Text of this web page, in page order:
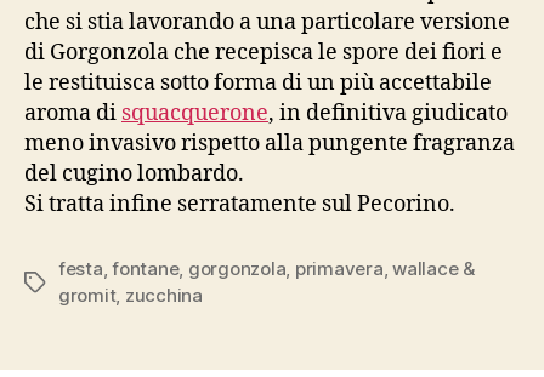
che si stia lavorando a una particolare versione
di Gorgonzola che recepisca le spore dei fiori e
le restituisca sotto forma di un più accettabile
aroma di squacquerone, in definitiva giudicato
meno invasivo rispetto alla pungente fragranza
del cugino lombardo.
Si tratta infine serratamente sul Pecorino.
Tag
festa ,fontane, gorgonzola primavera ,wallace &
gromit, zucchina